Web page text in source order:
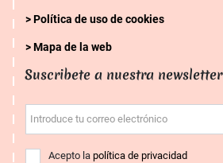
Política de uso de cookies
Mapa de la web
Suscribete a nuestra newsletter
Introduce tu correo electrónico
Acepto lapolítica de privacidad